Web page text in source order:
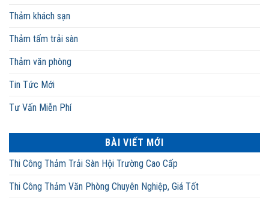
Thảm khách sạn
Thảm tấm trải sàn
Thảm văn phòng
Tin Tức Mới
Tư Vấn Miễn Phí
BÀI VIẾT MỚI
Thi Công Thảm Trải Sàn Hội Trường Cao Cấp
Thi Công Thảm Văn Phòng Chuyên Nghiệp, Giá Tốt